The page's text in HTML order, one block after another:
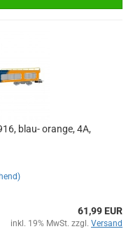
blau- orange, 4A,
61,99 EUR
inkl. 19% MwSt. zzgl. Versand